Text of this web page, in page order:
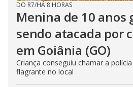
DO R7/HÁ 8 HORAS
Menina de 10 anos
sendo atacada por
em Goiânia (GO)
Criança conseguiu chamar a
flagrante no local